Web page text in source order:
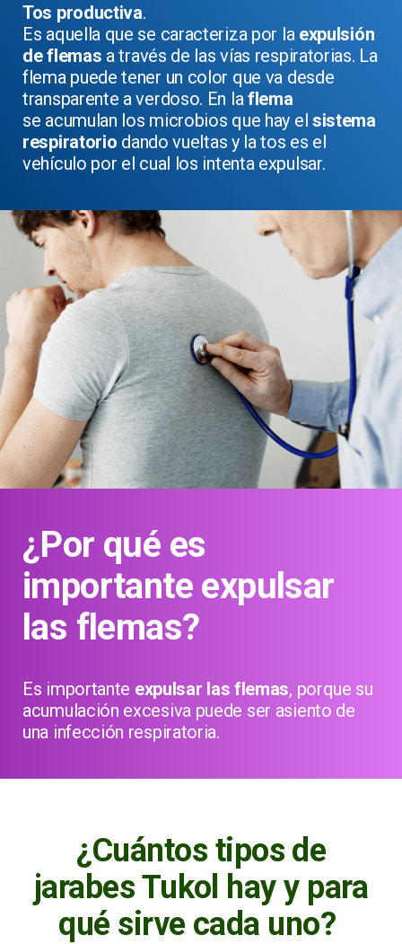
Tos productiva.
Es aquella que se caracteriza por la expulsión
de flemas a través de las vías respiratorias. La
flema puede tener un color que va desde
transparente a verdoso. En la flema
se acumulan los microbios que hay el sistema
respiratorio dando vueltas y la tos es el
vehículo por el cual los intenta expulsar.
¿Por qué es
importante expulsar
las flemas?
Es importante expulsar las flemas, porque su
acumulación excesiva puede ser asiento de
una infección respiratoria.
¿Cuántos tipos de
jarabes Tukol hay y para
qué sirve cada uno?